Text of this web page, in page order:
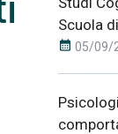
Scuola
calendar_month 05/09/